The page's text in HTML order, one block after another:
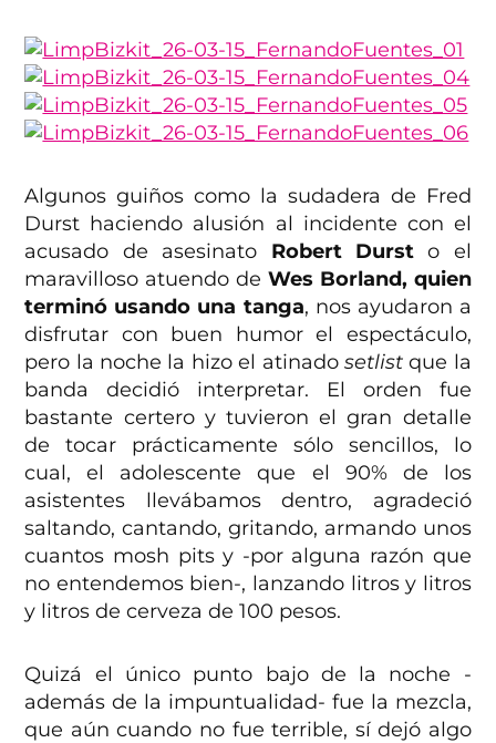
Algunos guiños como la sudadera de Fred
Durst haciendo alusión al incidente con el
acusado de asesinato Robert Dursto el
maravilloso atuendo de Wes Borland, quien
terminó usando una tanga, nos ayudaron a
disfrutar con buen humor el espectáculo,
pero la noche la hizo el atinado setlistque la
banda decidió interpretar. El orden fue
bastante certero y tuvieron el gran detalle
de tocar prácticamente sólo sencillos, lo
cual, el adolescente que el 90% de los
asistentes llevábamos dentro, agradeció
saltando, cantando, gritando, armando unos
cuantos mosh pits y -por alguna razón que
no entendemos bien-, lanzando litros y litros
y litros de cerveza de 100 pesos.
Quizá el único punto bajo de la noche -
además de la impuntualidad- fue la mezcla,
que aún cuando no fue terrible, sí dejó algo